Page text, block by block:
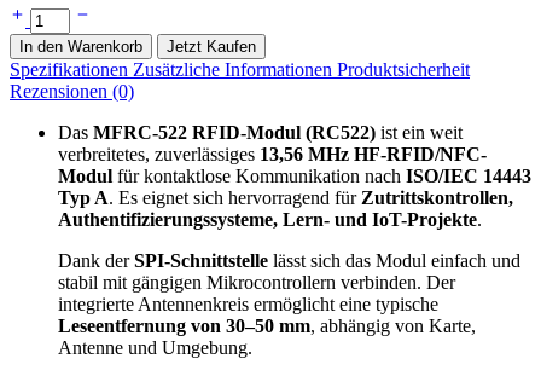
RFID
IC
Wireless
Modul
MFRC-
(RC522)
menge
In den Warenkorb Jetzt Kaufen
Spezifikationen Zusätzliche Informationen Produktsicherheit
Rezensionen (0)
Das MFRC-522 RFID-Modul (RC522) ist ein weit
verbreitetes, zuverlässiges 13,56 MHz HF-RFID/NFC-
Modul für kontaktlose Kommunikation nach ISO/IEC 14443
Typ A. Es eignet sich hervorragend für Zutrittskontrollen,
Authentifizierungssysteme, Lern- und IoT-Projekte.
Dank derSPI-Schnittstelle lässt sich das Modul einfach und
stabil mit gängigen Mikrocontrollern verbinden. Der
integrierte Antennenkreis ermöglicht eine typische
Leseentfernung von 30–50 mm, abhängig von Karte,
Antenne und Umgebung.